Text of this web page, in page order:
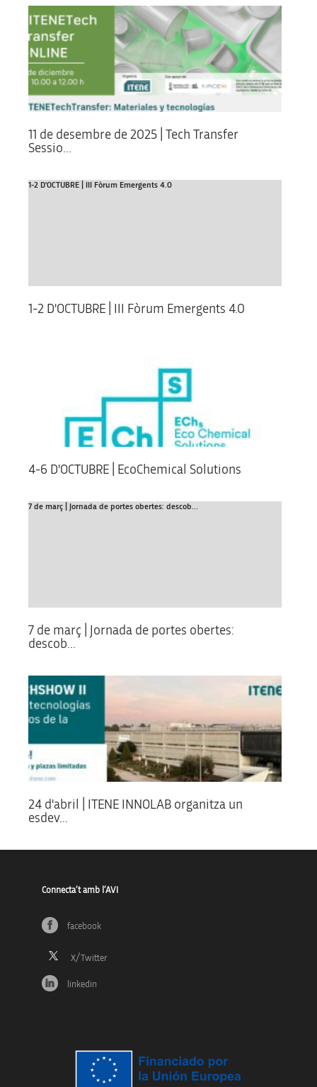
11 de desembre de 2025 | Tech Transfer
Sessio...
1-2 D'OCTUBRE | III Fòrum Emergents 4.0
1-2 D'OCTUBRE | III Fòrum Emergents 4.0
4-6 D'OCTUBRE | EcoChemical Solutions
7 de març | Jornada de portes obertes: descob...
7 de març | Jornada de portes obertes:
descob...
24 d'abril | ITENE INNOLAB organitza un
esdev...
Connecta’t amb l’AVI
facebook
linkedin